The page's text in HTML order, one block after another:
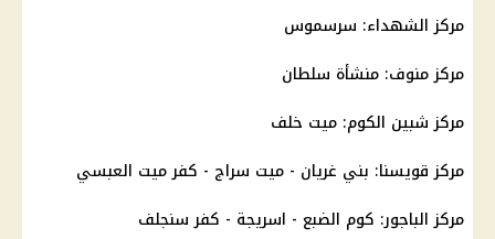
مركز الشهداء: سرسموس
مركز منوف: منشأة سلطان
مركز شبين الكوم: ميت خلف
مركز قويسنا: بني غريان - ميت سراج - كفر ميت العبسي
مركز الباجور: كوم الضبع - اسريجة - كفر سنجلف